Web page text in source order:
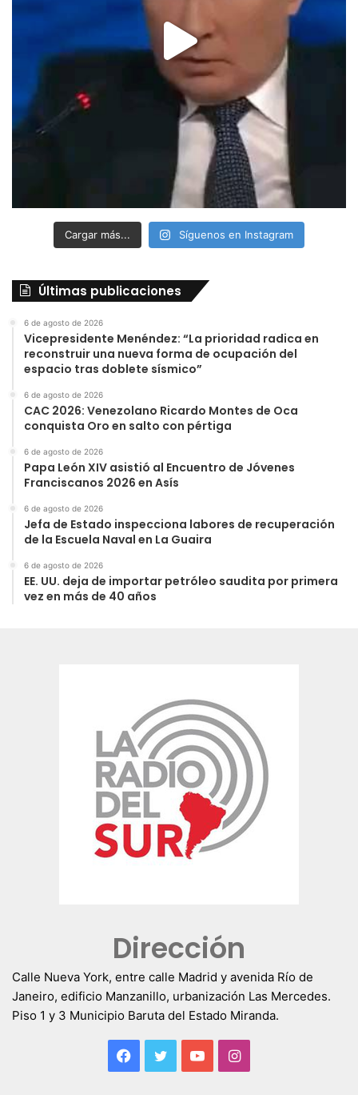
Cargar más... Síguenos en Instagram
Últimas publicaciones
6 de agosto de 2026
Vicepresidente Menéndez: “La prioridad radica en
reconstruir una nueva forma de ocupación del
espacio tras doblete sísmico”
6 de agosto de 2026
CAC 2026: Venezolano Ricardo Montes de Oca
conquista Oro en salto con pértiga
6 de agosto de 2026
Papa León XIV asistió al Encuentro de Jóvenes
Franciscanos 2026 en Asís
6 de agosto de 2026
Jefa de Estado inspecciona labores de recuperación
de la Escuela Naval en La Guaira
6 de agosto de 2026
EE. UU. deja de importar petróleo saudita por primera
vez en más de 40 años
Dirección
Calle Nueva York, entre calle Madrid y avenida Río de
Janeiro, edificio Manzanillo, urbanización Las Mercedes.
Piso 1 y 3 Municipio Baruta del Estado Miranda.
Facebook
TwitterYouTubeInstagram